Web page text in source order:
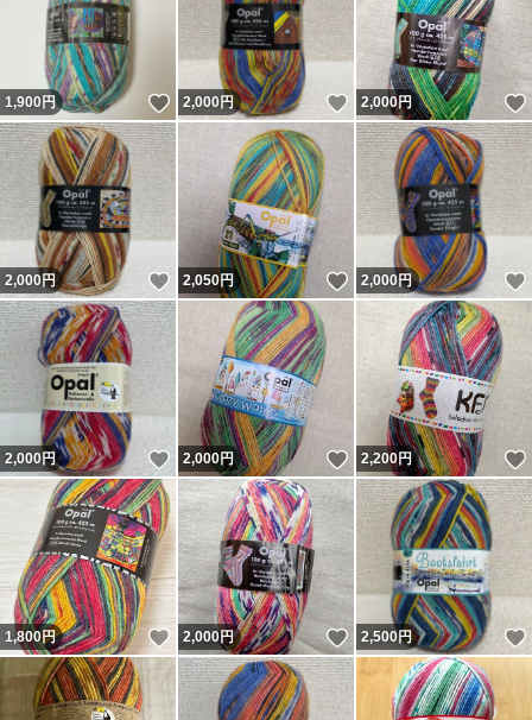
1,900 円 いいね！
2,000円 いいね！
2,000円
2,000円 いいね！
2,050円 いいね！
2,000円
2,000円 いいね！
2,000円 いいね！
2,200円
1,800円 いいね！
2,000円 いいね！
2,500円